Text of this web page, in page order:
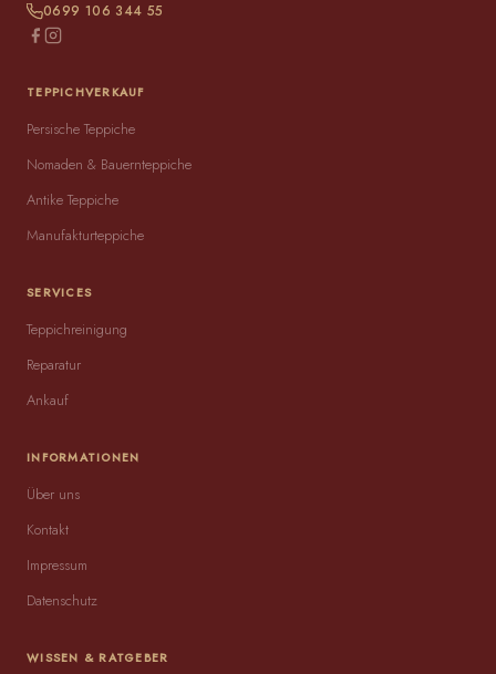
0699 106 344 55
TEPPICHVERKAUF
Persische Teppiche
Nomaden & Bauernteppiche
Antike Teppiche
Manufakturteppiche
SERVICES
Teppichreinigung
Reparatur
Ankauf
INFORMATIONEN
Über uns
Kontakt
Impressum
Datenschutz
WISSEN & RATGEBER